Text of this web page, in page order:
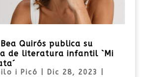
Quirós publica su
de literatura infantil `Mi
i Picó Dic 28, 2023